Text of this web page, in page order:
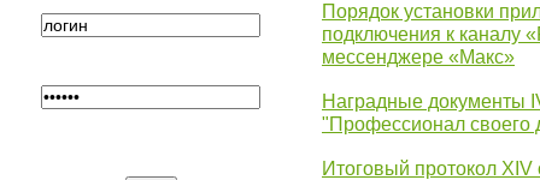
Порядок установки
подключения к каналу
мессенджере «Макс»
Наградные документы
"Профессионал своего
Итоговый протокол